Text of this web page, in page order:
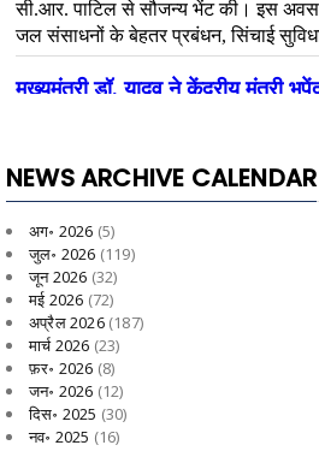
NEWS ARCHIVE CALENDAR
अग॰ 2026 (5)
जुल॰ 2026 (119)
जून 2026 (32)
मई 2026 (72)
अप्रैल 2026(187)
मार्च 2026 (23)
फ़र॰ 2026 (8)
जन॰ 2026 (12)
दिस॰ 2025 (30)
नव॰ 2025 (16)